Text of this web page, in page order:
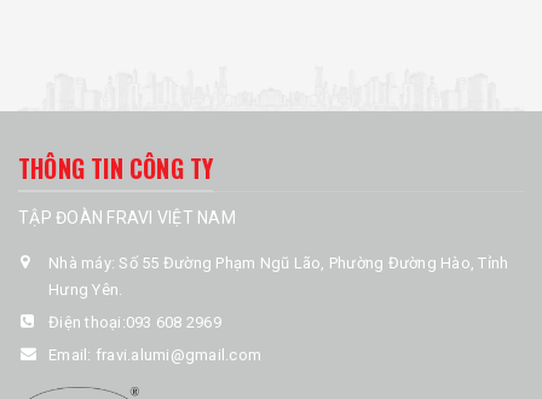
THÔNG TIN CÔNG TY
TẬP ĐOÀN FRAVI VIỆT NAM
Nhà máy: Số 55 Đường Phạm Ngũ Lão, Phường Đường Hào, Tỉnh
Hưng Yên.
Điện thoại:093 608 2969
Email: fravi.alumi@gmail.com